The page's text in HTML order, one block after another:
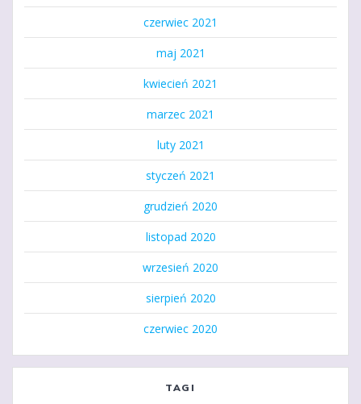
czerwiec 2021
maj 2021
kwiecień 2021
marzec 2021
luty 2021
styczeń 2021
grudzień 2020
listopad 2020
wrzesień 2020
sierpień 2020
czerwiec 2020
TAGI